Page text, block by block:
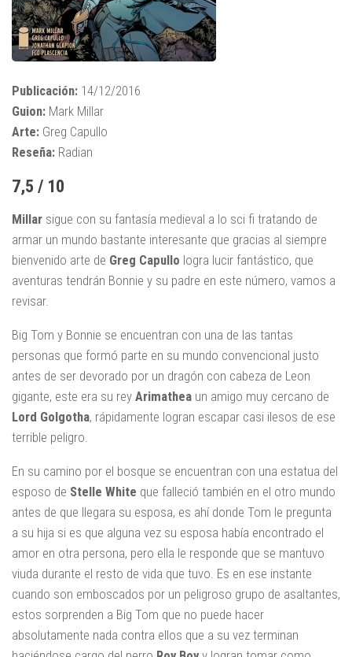
Publicación: 14/12/2016
Guion: Mark Millar
Arte: Greg Capullo
Reseña: Radian
7,5 / 10
Millar sigue con su fantasía medieval a lo sci fi tratando de
armar un mundo bastante interesante que gracias al siempre
bienvenido arte de Greg Capullo logra lucir fantástico, que
aventuras tendrán Bonnie y su padre en este número, vamos a
revisar.
Big Tom y Bonnie se encuentran con una de las tantas
personas que formó parte en su mundo convencional justo
antes de ser devorado por un dragón con cabeza de Leon
gigante, este era su rey Arimathea un amigo muy cercano de
Lord Golgotha, rápidamente logran escapar casi ilesos de ese
terrible peligro.
En su camino por el bosque se encuentran con una estatua del
esposo de Stelle White que falleció también en el otro mundo
antes de que llegara su esposa, es ahí donde Tom le pregunta
a su hija si es que alguna vez su esposa había encontrado el
amor en otra persona, pero ella le responde que se mantuvo
viuda durante el resto de vida que tuvo. Es en ese instante
cuando son emboscados por un peligroso grupo de asaltantes,
estos sorprenden a Big Tom que no puede hacer
absolutamente nada contra ellos que a su vez terminan